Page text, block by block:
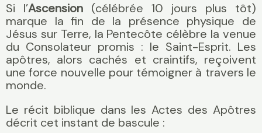
Si l’Ascension(célébrée 10 jours plus tôt)
marque la fin de la présence physique de
Jésus sur Terre, la Pentecôte célèbre la venue
du Consolateur promis : le Saint-Esprit. Les
apôtres, alors cachés et craintifs, reçoivent
une force nouvelle pour témoigner à travers le
monde.
Le récit biblique dans les Actes des Apôtres
décrit cet instant de bascule :